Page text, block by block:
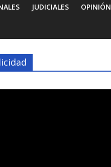
JUDICIALES OPINIÓN